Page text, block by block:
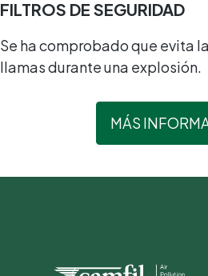
FILTROS DE SEGURIDAD
Se ha comprobado que evita
llamas durante una explosión.
MÁS